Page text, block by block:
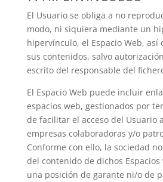
El Usuario se obliga a no
modo, ni siquiera mediante un
hipervínculo, el Espacio Web, así
sus contenidos, salvo
escrito del responsable del
El Espacio Web puede incluir
espacios web, gestionados por
de facilitar el acceso del Usuario
empresas colaboradoras y/o
Conforme con ello, la sociedad
del contenido de dichos
una posición de garante ni/o de